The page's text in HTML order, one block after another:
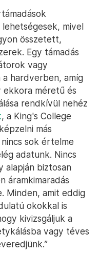
mivel
összetett,
Egy támadás
vagy
hardverben, amíg
ekkora méretű és
rendkívül nehéz
, a King's College
más
sok értelme
adatunk. Nincs
alapján biztosan
áramkimaradás
Minden, amit eddig
okokkal is
kivizsgáljuk a
vagy téves